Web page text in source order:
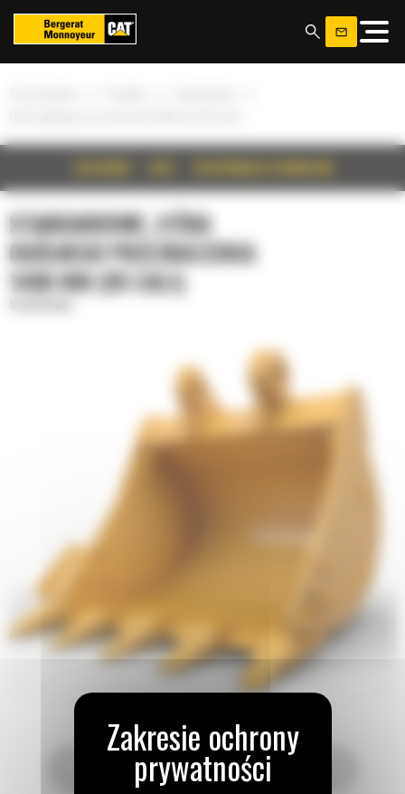
STANDARDOWE, ŁYŻKA
OGÓLNEGO PRZEZNACZENIA
1400 MM (55 CALI)
Panel zarządzania plikami cookies